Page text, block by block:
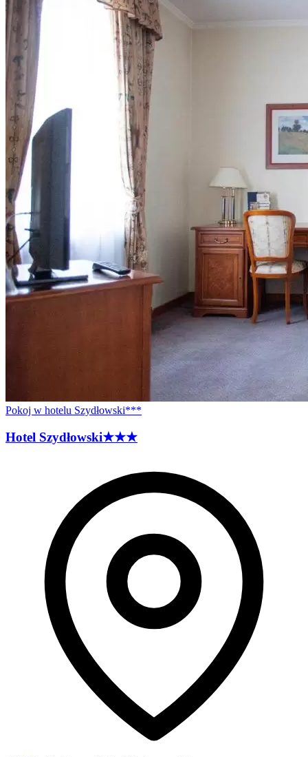
Pokoj w hotelu Szydłowski***
Hotel Szydłowski★★★